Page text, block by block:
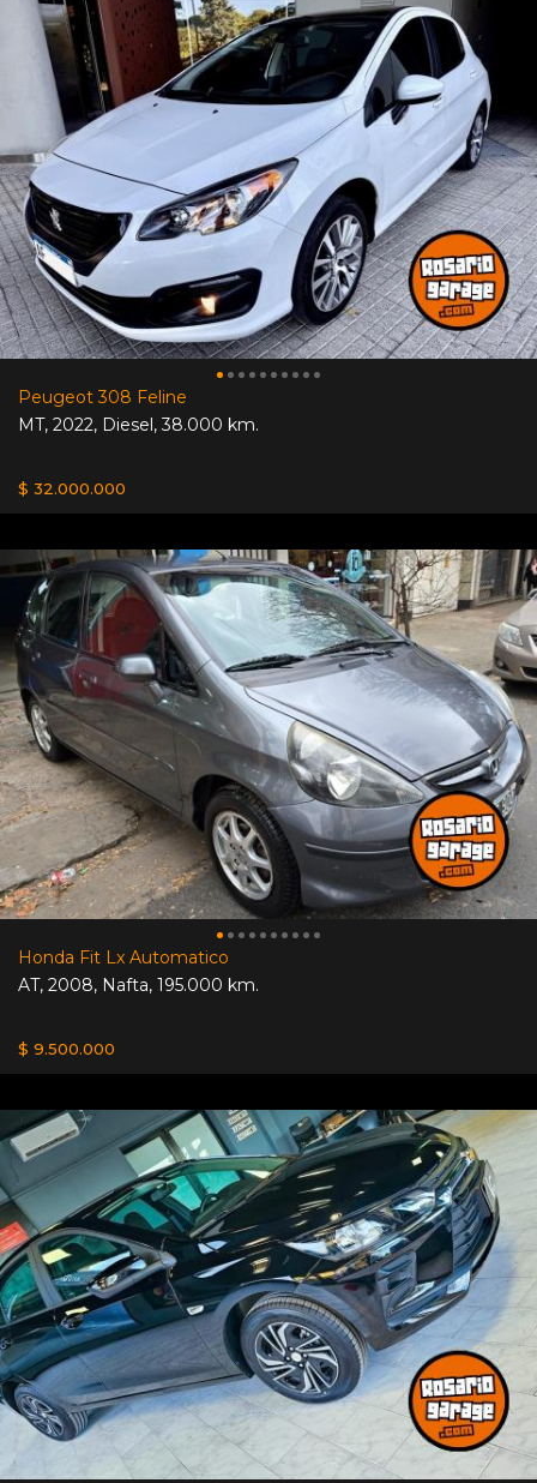
Peugeot 308 Feline
MT, 2022, Diesel,38.000 km.
$ 32.000.000
Honda Fit Lx Automatico
AT, 2008, Nafta, 195.000 km.
$ 9.500.000